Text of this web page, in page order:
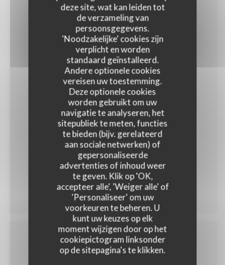
deze site, wat kan leiden tot
de verzameling van
persoonsgegevens.
'Noodzakelijke' cookies zijn
verplicht en worden
standaard geïnstalleerd.
Andere optionele cookies
vereisen uw toestemming.
Deze optionele cookies
worden gebruikt om uw
navigatie te analyseren, het
sitepubliek te meten, functies
te bieden (bijv. gerelateerd
aan sociale netwerken) of
gepersonaliseerde
advertenties of inhoud weer
te geven. Klik op 'OK,
accepteer alle', 'Weiger alle' of
'Personaliseer' om uw
voorkeuren te beheren. U
kunt uw keuzes op elk
moment wijzigen door op het
cookiepictogram linksonder
op de sitepagina's te klikken.
Soupe de poissons (croûtons rouille
emmental)
12,00 EUR
Salade cesar (petite)
15,00 EUR
Salade cesar (grande)
18,00 EUR
Burrata gourmande
15,00 EUR
Côté Mer